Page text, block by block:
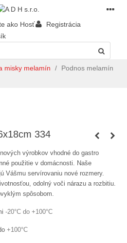
ako Hosť
Registrácia
misky melamín /
Podnos melamín
334
výrobkov vhodné do gastro
použitie v domácnosti. Naše
Vášmu servírovaniu nové rozmery.
odolný voči nárazu a rozbitiu.
spôsobom.
-20°C do +100°C
+100°C